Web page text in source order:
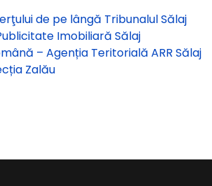
de pe lângă Tribunalul Sălaj
Imobiliară Sălaj
– Agenția Teritorială ARR Sălaj
Zalău